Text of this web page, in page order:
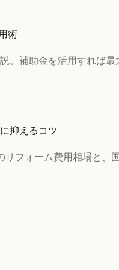
術
補助金を活用すれば最
抑えるコツ
フォーム費用相場と、